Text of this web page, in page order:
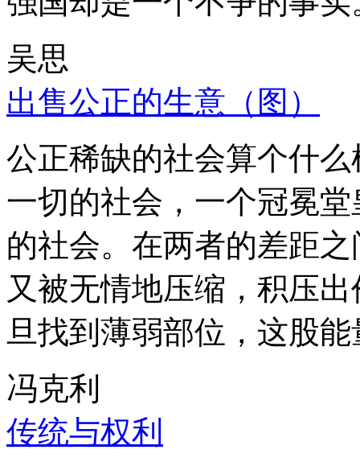
吴思
出售公正的生意（图）
公正稀缺的社会算个什
一切的社会，一个冠冕
的社会。在两者的差距
又被无情地压缩，积压
旦找到薄弱部位，这股
冯克利
传统与权利